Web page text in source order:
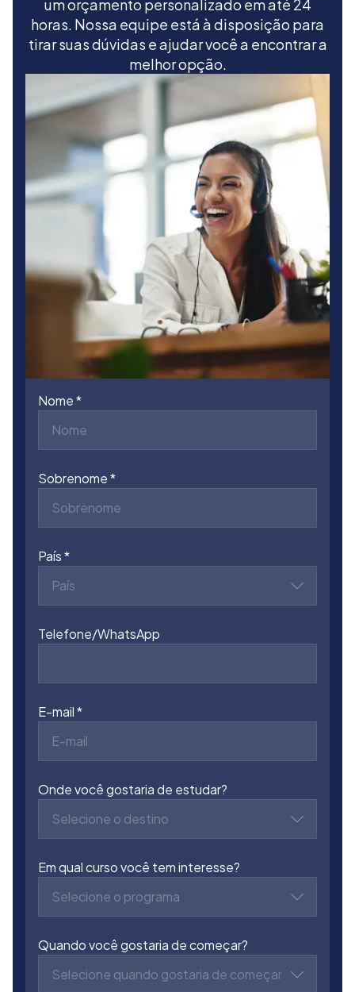
um orçamento personalizado em até 24
horas. Nossa equipe está à disposição para
tirar suas dúvidas e ajudar você a encontrar a
melhor opção.
Nome
Sobrenome
País
País
Telefone/WhatsApp
E-mail
Onde você gostaria de estudar?
Selecione o destino
Em qual curso você tem interesse?
Selecione o programa
Quando você gostaria de começar?
Selecione quando gostaria de começar